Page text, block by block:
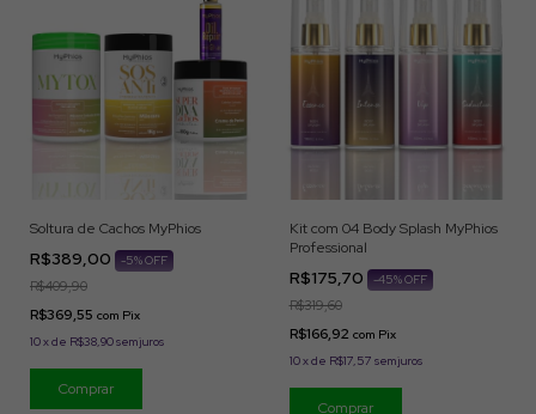
Soltura de Cachos MyPhios
R$389,00 -5% OFF
R$409,90
R$369,55 com Pix
10xde R$38,90sem juros
Kit com 04 Body Splash MyPhios
Professional
R$175,70 -45% OFF
R$319,60
R$166,92 com Pix
10xde R$17,57 sem juros